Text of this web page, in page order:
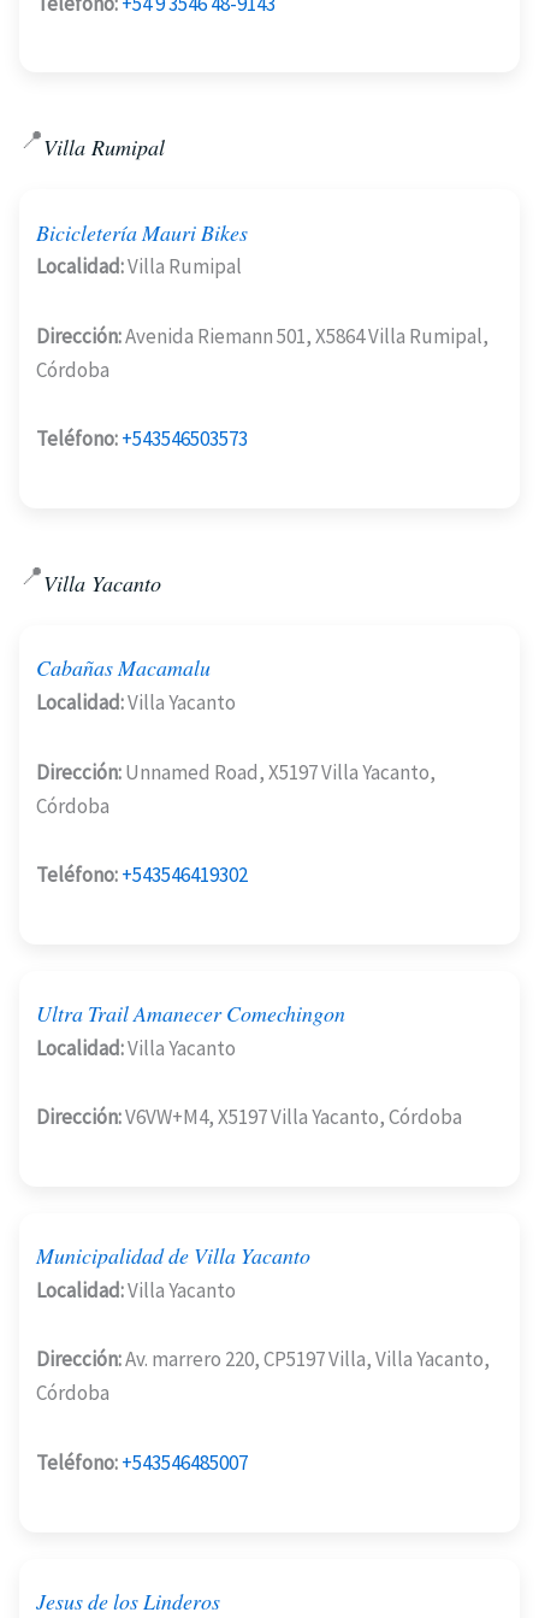
📍Villa Rumipal
Bicicletería Mauri Bikes
Localidad:Villa Rumipal
Dirección:Avenida Riemann 501, X5864 Villa Rumipal,
Córdoba
Teléfono:+543546503573
📍Villa Yacanto
Cabañas Macamalu
Localidad:Villa Yacanto
Dirección:Unnamed Road, X5197 Villa Yacanto,
Córdoba
Teléfono:+543546419302
Ultra Trail Amanecer Comechingon
Localidad:Villa Yacanto
Dirección:V6VW+M4, X5197 Villa Yacanto, Córdoba
Municipalidad de Villa Yacanto
Localidad:Villa Yacanto
Dirección:Av. marrero 220, CP5197 Villa, Villa Yacanto,
Córdoba
Teléfono:+543546485007
Jesus de los Linderos